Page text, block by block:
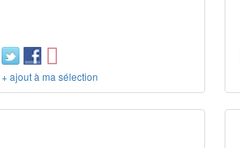
+ ajout à ma sélection